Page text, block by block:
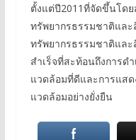
ตั้งแต่ปี2011ที่จัดขึ้นโด
ทรัพยากรธรรมชาติและ
ทรัพยากรธรรมชาติแล
สำเร็จที่สะท้อนถึงการด
แวดล้อมที่ดีและการแส
แวดล้อมอย่างยั่งยืน